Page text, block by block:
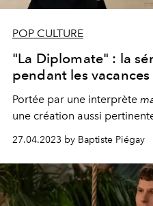
POP CULTURE
"La Diplomate" : la
pendant les
Portée par une interprète
une création aussi
27.04.2023 by Baptiste Piégay